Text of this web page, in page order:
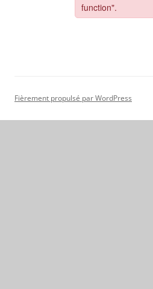
Fièrement propulsé par WordPress